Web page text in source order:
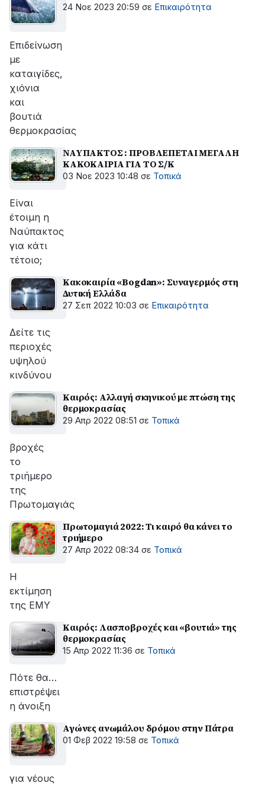
24 Νοε 2023 20:59 σε Επικαιρότητα
Επιδείνωση
με
καταιγίδες,
χιόνια
και
βουτιά
θερμοκρασίας
ΝΑΥΠΑΚΤΟΣ : ΠΡΟΒΛΕΠΕΤΑΙ ΜΕΓΑΛΗ
ΚΑΚΟΚΑΙΡΙΑ ΓΙΑ ΤΟ Σ/Κ
03 Νοε 2023 10:48 σε Τοπικά
Είναι
έτοιμη η
Ναύπακτος
για κάτι
τέτοιο;
Κακοκαιρία «Bogdan»: Συναγερμός στη
Δυτική Ελλάδα
27 Σεπ 2022 10:03 σε Επικαιρότητα
Δείτε τις
περιοχές
υψηλού
κινδύνου
Καιρός: Αλλαγή σκηνικού με πτώση της
θερμοκρασίας
29 Απρ 2022 08:51 σε Τοπικά
βροχές
το
τριήμερο
της
Πρωτομαγιάς
Πρωτομαγιά 2022: Τι καιρό θα κάνει το
τριήμερο
27 Απρ 2022 08:34 σε Τοπικά
Η
εκτίμηση
της ΕΜΥ
Καιρός: Λασποβροχές και «βουτιά» της
θερμοκρασίας
15 Απρ 2022 11:36 σε Τοπικά
Πότε θα…
επιστρέψει
η άνοιξη
Αγώνες ανωμάλου δρόμου στην Πάτρα
01 Φεβ 2022 19:58 σε Τοπικά
για νέους